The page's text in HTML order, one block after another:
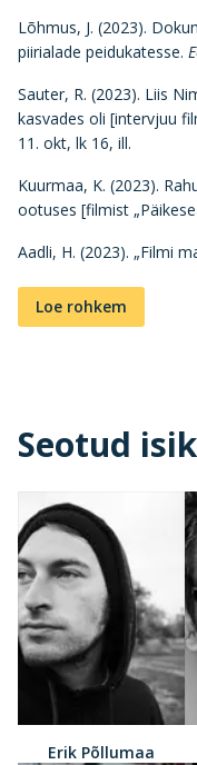
Lõhmus, J. (2023).
piirialade peidukatesse.
Sauter, R. (2023). Liis
kasvades oli [intervjuu
11. okt, lk 16, ill.
Kuurmaa, K. (2023).
ootuses [filmist
Aadli, H. (2023). „Filmi
Loe rohkem
Seotud
Erik Põllumaa